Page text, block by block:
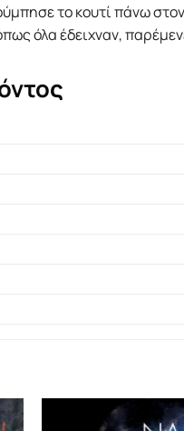
το κουτί πάνω
όλα έδειχναν,